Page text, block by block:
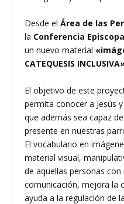
Desde elÁrea de las
la Conferencia
un nuevo material
CATEQUESIS
El objetivo de este
permita conocer a Jesús
que además sea capaz
presente en nuestras
El vocabulario en
material visual,
de aquellas personas
comunicación, mejora la
ayuda a la regulación de